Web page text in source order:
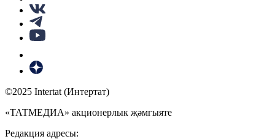
©2025 Intertat (Интертат)
«ТАТМЕДИА» акционерлык җәмгыяте
Редакция адресы: